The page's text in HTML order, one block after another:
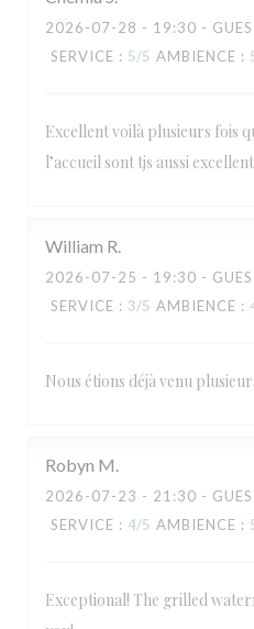
2026-07-28 - 19:30 -
SERVICE : 5/5 AMBIENCE :
Excellent voilà plusieurs fois
l’accueil sont tjs aussi
William R
2026-07-25 - 19:30 -
SERVICE : 3/5 AMBIENCE :
Nous étions déjà venu
Robyn M
2026-07-23 - 21:30 -
SERVICE : 4/5 AMBIENCE :
Exceptional! The grilled